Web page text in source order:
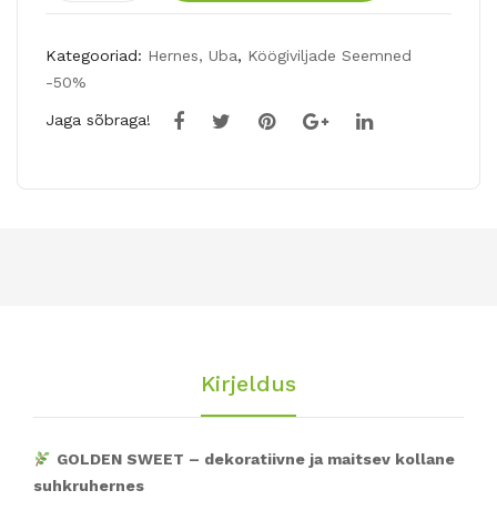
SWEET
kogus
Kategooriad: Hernes, Uba, Köögiviljade Seemned
-50%
Jaga sõbraga!
Kirjeldus
GOLDEN SWEET – dekoratiivne ja maitsev kollane
suhkruhernes